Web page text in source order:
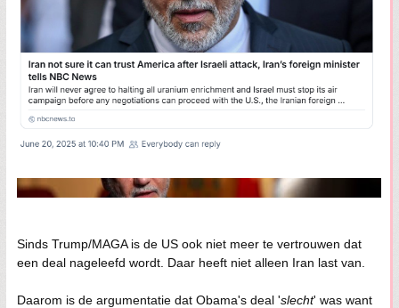
Sinds Trump/MAGA is de US ook niet meer te vertrouwen dat
een deal nageleefd wordt. Daar heeft niet alleen Iran last van.
Daarom is de argumentatie dat Obama's deal 'slecht' was want